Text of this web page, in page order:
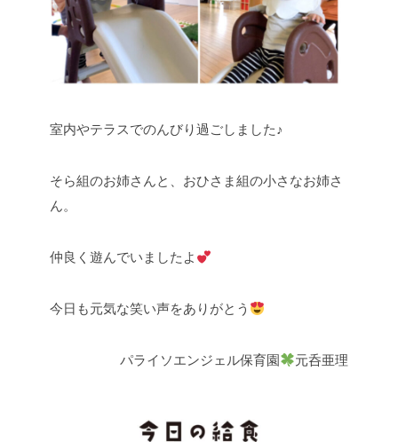
室内やテラスでのんびり過ごしました♪
そら組のお姉さんと、おひさま組の小さなお姉さ
ん。
仲良く遊んでいましたよ
今日も元気な笑い声をありがとう
パライソエンジェル保育園 元呑亜理